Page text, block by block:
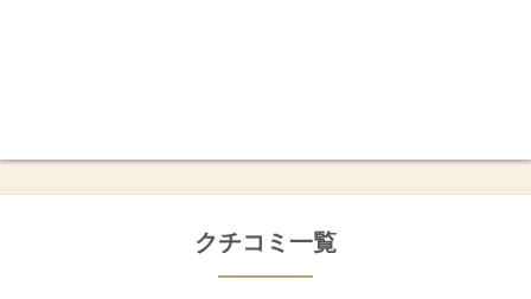
クチコミ一覧